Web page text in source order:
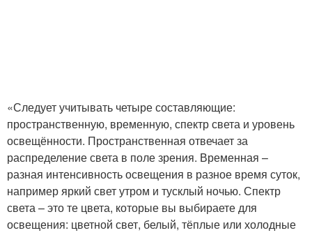
«Следует учитывать четыре составляющие:
пространственную, временную, спектр света и уровень
освещённости. Пространственная отвечает за
распределение света в поле зрения. Временная –
разная интенсивность освещения в разное время суток,
например яркий свет утром и тусклый ночью. Спектр
света – это те цвета, которые вы выбираете для
освещения: цветной свет, белый, тёплые или холодные